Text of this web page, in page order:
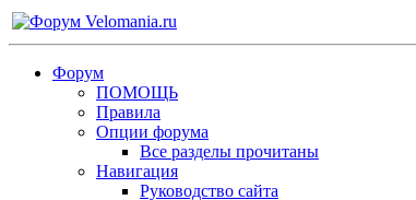
Форум
ПОМОЩЬ
Правила
Опции форума
Все разделы прочитаны
Навигация
Руководство сайта